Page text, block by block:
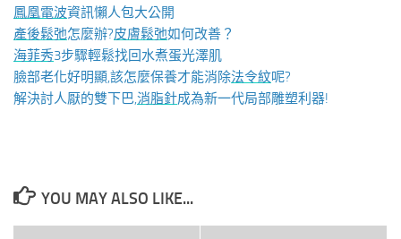
鳳凰電波資訊懶人包大公開
產後鬆弛怎麼辦?皮膚鬆弛如何改善？
海菲秀3步驟輕鬆找回水煮蛋光澤肌
臉部老化好明顯,該怎麼保養才能消除法令紋呢?
解決討人厭的雙下巴,消脂針成為新一代局部雕塑利器!
YOU MAY ALSO LIKE...